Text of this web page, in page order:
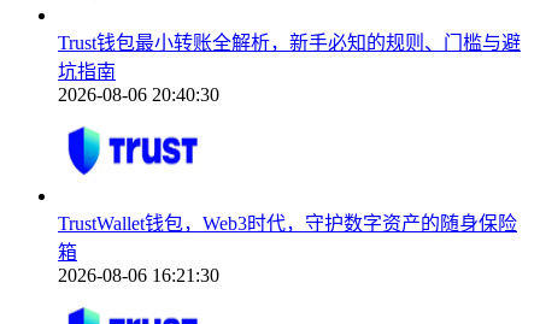
Trust钱包最小转账全解析，新手必知的规则、门槛与避
坑指南
2026-08-06 20:40:30
TrustWallet钱包，Web3时代，守护数字资产的随身保险
箱
2026-08-06 16:21:30